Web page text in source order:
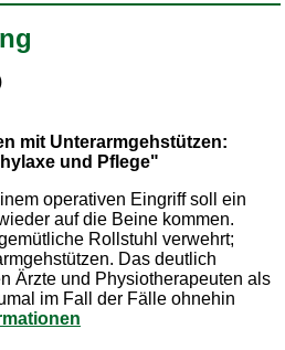
mit Unterarmgehstützen:
und Pflege"
operativen Eingriff soll ein
auf die Beine kommen.
Rollstuhl verwehrt;
Das deutlich
Ärzte und Physiotherapeuten als
im Fall der Fälle ohnehin